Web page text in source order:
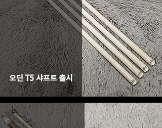
오딘 T5 샤프트 출시